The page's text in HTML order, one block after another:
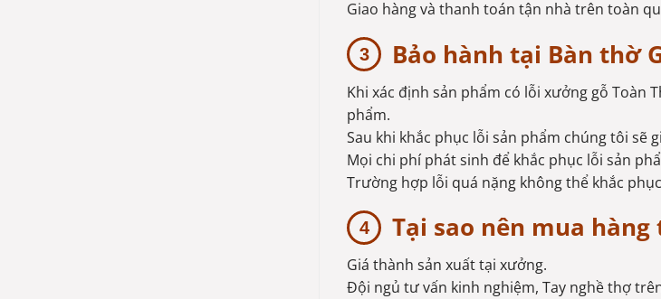
Giao hàng và thanh toán tận nhà trên toàn
Bảo hành tại Bàn thờ
Khi xác định sản phẩm có lỗi xưởng gỗ Toàn
phẩm.
Sau khi khắc phục lỗi sản phẩm chúng tôi sẽ
Mọi chi phí phát sinh để khắc phục lỗi sản
Trường hợp lỗi quá nặng không thể khắc
Tại sao nên mua
Giá thành sản xuất tại xưởng.
Đội ngủ tư vấn kinh nghiệm, Tay nghề thợ